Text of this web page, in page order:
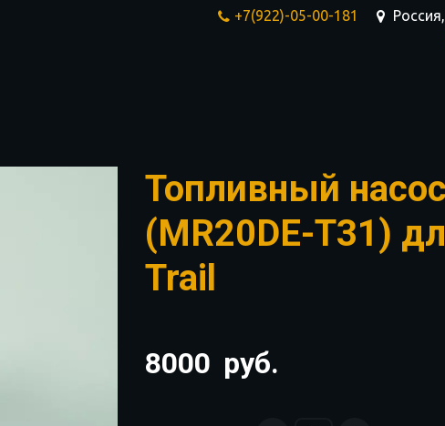
+7(922)-05-00-181
Топливный
(MR20DE-T31)
Trail
8000 руб.